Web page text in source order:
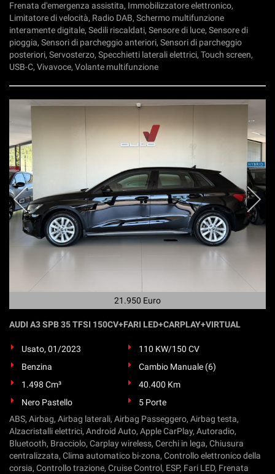
Frenata d'emergenza assistita, Immobilizzatore elettronico,
Limitatore di velocità, Radio DAB, Schermo multifunzione
interamente digitale, Sedili riscaldati, Sensore di luce, Sensore di
pioggia, Sensori di parcheggio anteriori, Sensori di parcheggio
posteriori, Servosterzo, Specchietti laterali elettrici, Touch screen,
USB-C, Vivavoce, Volante multifunzione
21.950 Euro
AUDI A3 SPB 35 TFSI 150CV+FARI LED+CARPLAY+VIRTUAL
Usato, 01/2023
110 KW/150 CV
Benzina
Cambio Manuale (6)
1.498 Cm³
40.400 Km
Nero Pastello
5 Porte
ABS, Airbag, Airbag laterali, Airbag Passeggero, Airbag testa,
Alzacristalli elettrici, Android Auto, Apple CarPlay, Autoradio,
Bluetooth, Bracciolo, Carplay wireless, Cerchi in lega, Chiusura
centralizzata, Clima automatico bi-zona, Controllo elettronico della
corsia, Controllo trazione, Cruise Control, ESP, Fari LED, Frenata